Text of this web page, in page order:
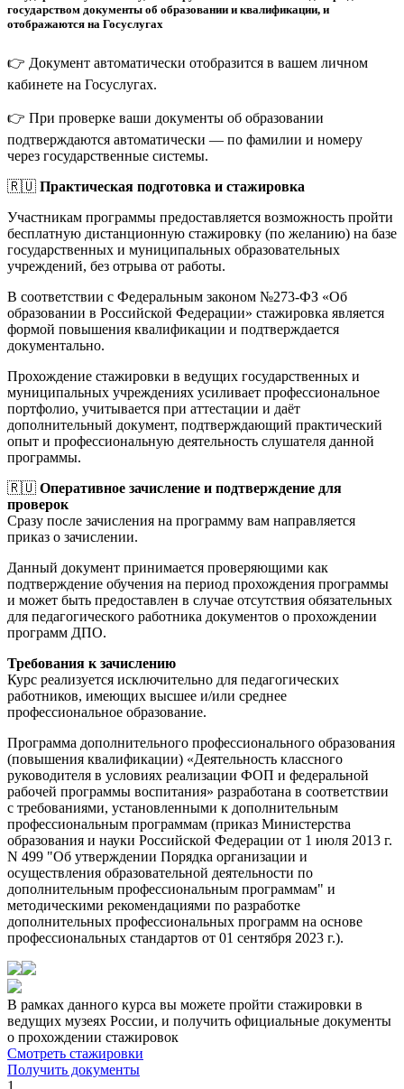
государством документы об образовании и квалификации, и
отображаются на Госуслугах
👉 Документ автоматически отобразится в вашем личном
кабинете на Госуслугах.
👉 При проверке ваши документы об образовании
подтверждаются автоматически — по фамилии и номеру
через государственные системы.
🇷🇺 Практическая подготовка и стажировка
Участникам программы предоставляется возможность пройти
бесплатную дистанционную стажировку (по желанию) на базе
государственных и муниципальных образовательных
учреждений, без отрыва от работы.
В соответствии с Федеральным законом №273-ФЗ «Об
образовании в Российской Федерации» стажировка является
формой повышения квалификации и подтверждается
документально.
Прохождение стажировки в ведущих государственных и
муниципальных учреждениях усиливает профессиональное
портфолио, учитывается при аттестации и даёт
дополнительный документ, подтверждающий практический
опыт и профессиональную деятельность слушателя данной
программы.
🇷🇺 Оперативное зачисление и подтверждение для
проверок
Сразу после зачисления на программу вам направляется
приказ о зачислении.
Данный документ принимается проверяющими как
подтверждение обучения на период прохождения программы
и может быть предоставлен в случае отсутствия обязательных
для педагогического работника документов о прохождении
программ ДПО.
Требования к зачислению
Курс реализуется исключительно для педагогических
работников, имеющих высшее и/или среднее
профессиональное образование.
Программа дополнительного профессионального образования
(повышения квалификации) «Деятельность классного
руководителя в условиях реализации ФОП и федеральной
рабочей программы воспитания» разработана в соответствии
с требованиями, установленными к дополнительным
профессиональным программам (приказ Министерства
образования и науки Российской Федерации от 1 июля 2013 г.
N 499 "Об утверждении Порядка организации и
осуществления образовательной деятельности по
дополнительным профессиональным программам" и
методическими рекомендациями по разработке
дополнительных профессиональных программ на основе
профессиональных стандартов от 01 сентября 2023 г.).
В рамках данного курса вы можете пройти стажировки в
ведущих музеях России, и получить официальные документы
о прохождении стажировок
Смотреть стажировки
Получить документы
1